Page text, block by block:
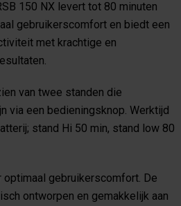
150 NX levert tot 80 minuten
gebruikerscomfort en biedt een
met krachtige en
van twee standen die
via een bedieningsknop. Werktijd
stand Hi 50 min, stand low 80
optimaal gebruikerscomfort. De
ontworpen en gemakkelijk aan